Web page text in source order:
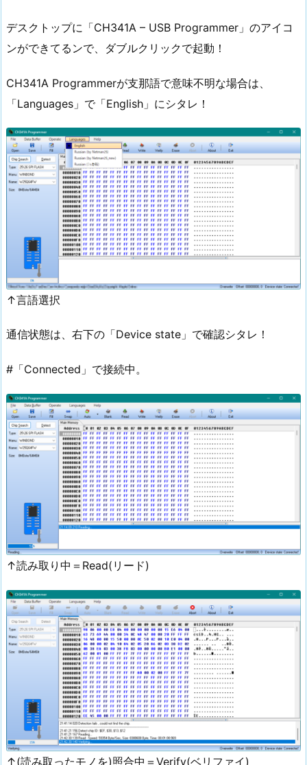
デスクトップに「CH341A – USB Programmer」のアイコ
ンができてるンで、ダブルクリックで起動！
CH341A Programmerが支那語で意味不明な場合は、
「Languages」で「English」にシタレ！
↑言語選択
通信状態は、右下の「Device state」で確認シタレ！
#「Connected」で接続中。
↑読み取り中＝Read(リード)
↑(読み取ったモノを)照合中＝Verify(ベリファイ)